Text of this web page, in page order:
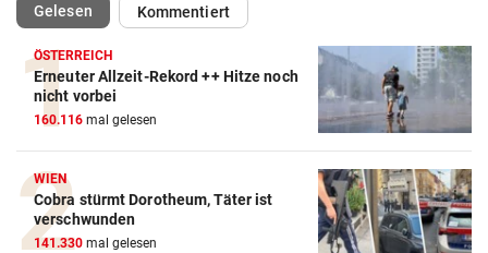
Gelesen(ausgewählt)Kommentiert
ÖSTERREICH
Erneuter Allzeit-Rekord ++ Hitze noch
nicht vorbei
160.116 mal gelesen
WIEN
Cobra stürmt Dorotheum, Täter ist
verschwunden
141.330 mal gelesen